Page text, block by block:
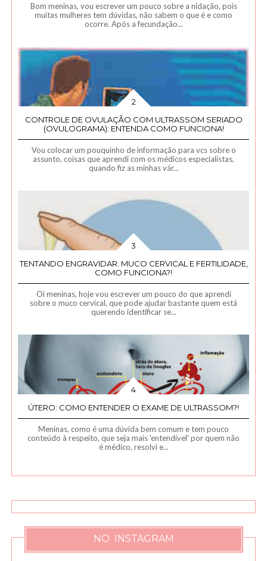
Bom meninas, vou escrever um pouco sobre a nidação, pois
muitas mulheres tem dúvidas, não sabem o que é e como
ocorre. Após a fecundação...
CONTROLE DE OVULAÇÃO COM ULTRASSOM SERIADO
(OVULOGRAMA): ENTENDA COMO FUNCIONA!
Vou colocar um pouquinho de informação para vcs sobre o
assunto, coisas que aprendi com os médicos especialistas,
quando fiz as minhas vár...
TENTANDO ENGRAVIDAR: MUCO CERVICAL E FERTILIDADE,
COMO FUNCIONA?!
Oi meninas, hoje vou escrever um pouco do que aprendi
sobre o muco cervical, que pode ajudar bastante quem está
querendo identificar se...
ÚTERO: COMO ENTENDER O EXAME DE ULTRASSOM?!
Meninas, como é uma dúvida bem comum e tem pouco
conteúdo à respeito, que seja mais 'entendível' por quem não
é médico, resolvi e...
NO INSTAGRAM